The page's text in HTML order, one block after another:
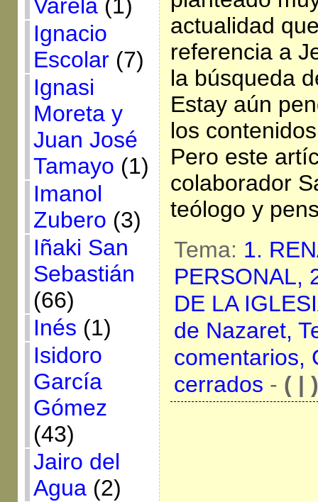
Varela(1)
Ignacio
Escolar(7)
Ignasi
Moreta y
Juan José
Tamayo (1)
Imanol
Zubero (3)
Iñaki San
Sebastián
(66)
Inés (1)
Isidoro
García
Gómez
(43)
Jairo del
Agua(2)
actualidad
referencia a
la búsqueda
Estay aún
los
Pero este
colaborador
teólogo y
Tema: 1.
PERSONAL,
DE LA
de Nazaret,
comentarios,
cerrados - ( | )